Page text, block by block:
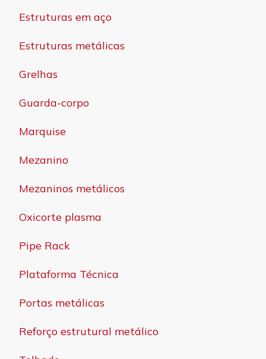
Estruturas em aço
Estruturas metálicas
Grelhas
Guarda-corpo
Marquise
Mezanino
Mezaninos metálicos
Oxicorte plasma
Pipe Rack
Plataforma Técnica
Portas metálicas
Reforço estrutural metálico